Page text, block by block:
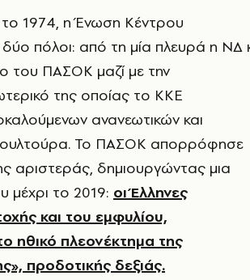
1974, η Ένωση Κέντρου
πόλοι: από τη μία πλευρά η ΝΔ
του ΠΑΣΟΚ μαζί με την
της οποίας το ΚΚΕ
ανανεωτικών και
Το ΠΑΣΟΚ απορρόφησε
αριστεράς, δημιουργώντας μια
μέχρι το 2019: οι Έλληνες
και του εμφυλίου,
ηθικό πλεονέκτημα της
προδοτικής δεξιάς.